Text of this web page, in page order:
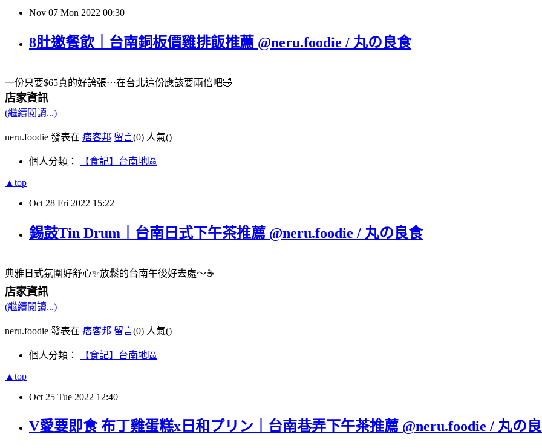
Nov 07 Mon 2022 00:30
8肚邀餐飲｜台南銅板價雞排飯推薦 @neru.foodie / 丸の良食
一份只要$65真的好誇張⋯在台北這份應該要兩倍吧🤣
店家資訊
(繼續閱讀...)
neru.foodie 發表在 痞客邦 留言(0) 人氣()
個人分類： 【食記】台南地區
▲top
Oct 28 Fri 2022 15:22
錫鼓Tin Drum｜台南日式下午茶推薦 @neru.foodie / 丸の良食
典雅日式氛圍好舒心✨放鬆的台南午後好去處～☕️
店家資訊
(繼續閱讀...)
neru.foodie 發表在 痞客邦 留言(0) 人氣()
個人分類： 【食記】台南地區
▲top
Oct 25 Tue 2022 12:40
V愛要即食 布丁雞蛋糕x日和プリン｜台南巷弄下午茶推薦 @neru.foodie / 丸の